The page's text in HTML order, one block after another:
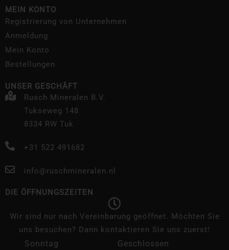
MEIN KONTO
Registrierung von Unternehmen
Anmeldung
Mein Konto
Bestellungen
UNSER GESCHÄFT
Rusch Mineralen B.V.
Tukseweg 148
8334 RW Tuk
+31 522 491682
info@ruschmineralen.nl
DIE ÖFFNUNGSZEITEN
Wir sind nur nach Vereinbarung geöffnet. Möchten Sie
uns besuchen? Dann kontaktieren Sie uns zuerst!
Sonntag Geschlossen